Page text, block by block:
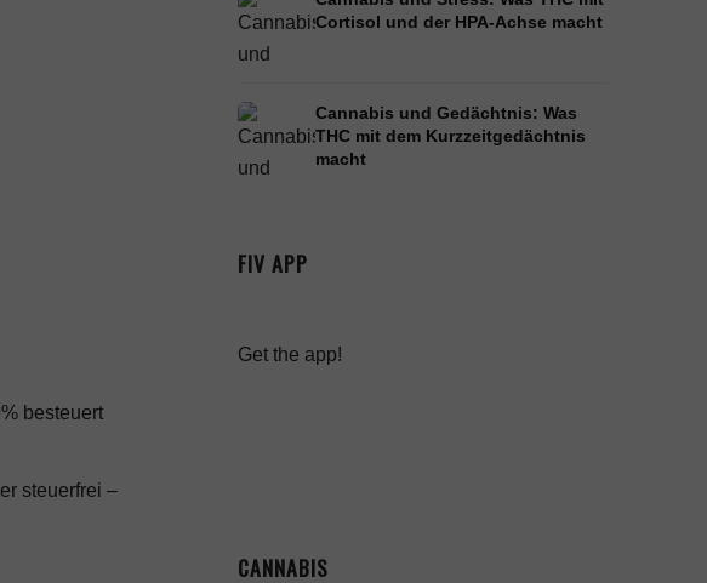
besteuert
steuerfrei –
Cortisol und der HPA-Achse macht
Cannabis und Gedächtnis: Was
THC mit dem Kurzzeitgedächtnis
macht
FIV APP
Get the app!
CANNABIS